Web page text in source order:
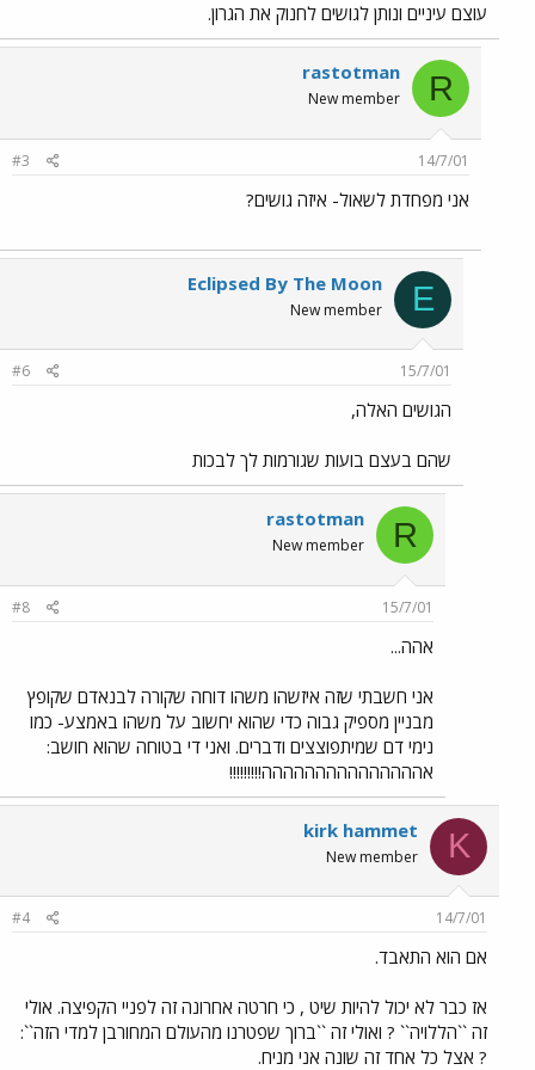
עוצם עיניים ונותן לגושים לחנוק את הגרון.
R
rastotman
New member
14/7/01
#3
אני מפחדת לשאול- איזה גושים?
E
Eclipsed By The Moon
New member
15/7/01
#6
הגושים האלה,
שהם בעצם בועות שגורמות לך לבכות
R
rastotman
New member
15/7/01
#8
אהה...
אני חשבתי שזה איזשהו משהו דוחה שקורה לבנאדם שקופץ
מבניין מספיק גבוה כדי שהוא יחשוב על משהו באמצע- כמו
נימי דם שמיתפוצצים ודברים. ואני די בטוחה שהוא חושב:
אההההההההההההההה!!!!!!!!!
K
kirk hammet
New member
14/7/01
#4
אם הוא התאבד.
אז כבר לא יכול להיות שיט , כי חרטה אחרונה זה לפניי הקפיצה. אולי
זה ``הללויה`` ? ואולי זה ``ברוך שפטרנו מהעולם המחורבן למדי הזה``:
? אצל כל אחד זה שונה אני מניח.